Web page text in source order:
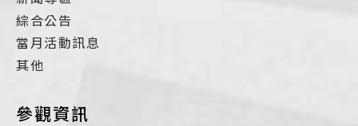
綜合公告
當月活動訊息
其他
參觀資訊